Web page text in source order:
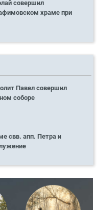
совершил
храме при
Павел совершил
соборе
свв. апп. Петра и